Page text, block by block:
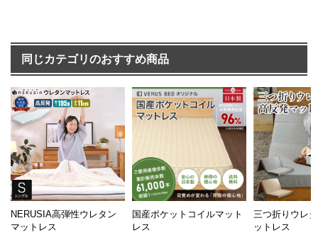
同じカテゴリのおすすめ商品
NERUSIA高弾性ウレタン
マットレス
国産ポケットコイルマット
レス
三つ折りウレ
ットレス